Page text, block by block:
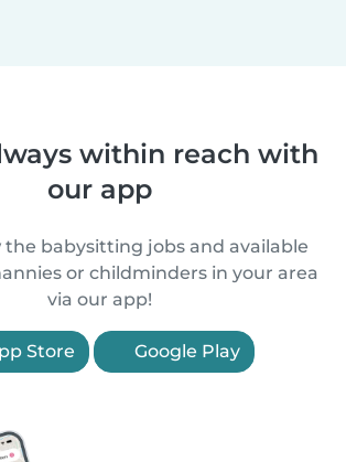
within reach with
our app
the babysitting jobs and available
or childminders in your area
via our app!
Store Google Play